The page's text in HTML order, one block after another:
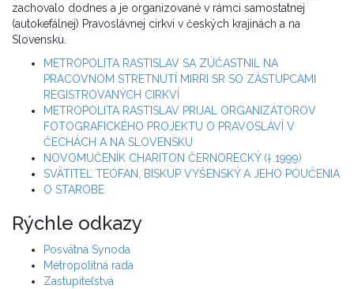
zachovalo dodnes a je organizované v rámci samostatnej
(autokefálnej) Pravoslávnej cirkvi v českých krajinách a na
Slovensku.
METROPOLITA RASTISLAV SA ZÚČASTNIL NA
PRACOVNOM STRETNUTÍ MIRRI SR SO ZÁSTUPCAMI
REGISTROVANÝCH CIRKVÍ
METROPOLITA RASTISLAV PRIJAL ORGANIZÁTOROV
FOTOGRAFICKÉHO PROJEKTU O PRAVOSLÁVÍ V
ČECHÁCH A NA SLOVENSKU
NOVOMUČENÍK CHARITON ČERNORECKÝ († 1999)
SVÄTITEĽ TEOFAN, BISKUP VYŠENSKÝ A JEHO POUČENIA
O STAROBE
Rýchle odkazy
Posvätná Synoda
Metropolitná rada
Zastupiteľstvá